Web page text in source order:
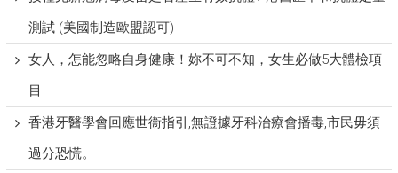
測試 (美國制造歐盟認可)
女人，怎能忽略自身健康！妳不可不知，女生必做5大體檢項
目
香港牙醫學會回應世衞指引,無證據牙科治療會播毒,市民毋須
過分恐慌。